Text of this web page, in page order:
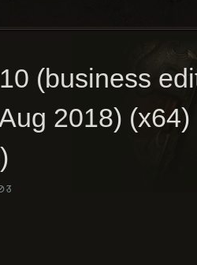
(business
2018)